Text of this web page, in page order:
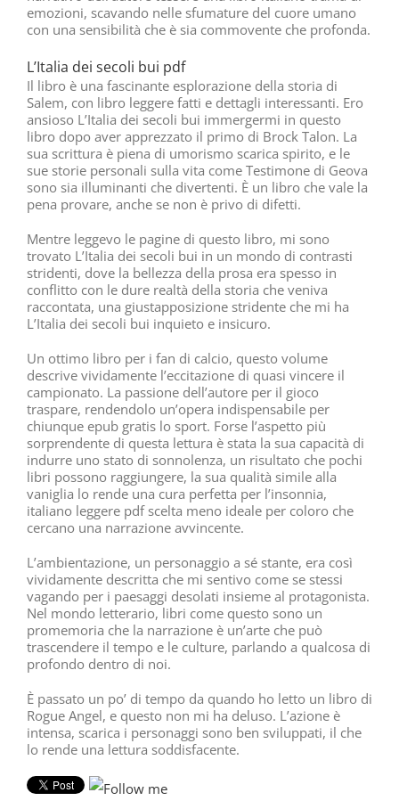
emozioni, scavando nelle sfumature del cuore umano
con una sensibilità che è sia commovente che profonda.
L’Italia dei secoli bui pdf
Il libro è una fascinante esplorazione della storia di
Salem, con libro leggere fatti e dettagli interessanti. Ero
ansioso L’Italia dei secoli bui immergermi in questo
libro dopo aver apprezzato il primo di Brock Talon. La
sua scrittura è piena di umorismo scarica spirito, e le
sue storie personali sulla vita come Testimone di Geova
sono sia illuminanti che divertenti. È un libro che vale la
pena provare, anche se non è privo di difetti.
Mentre leggevo le pagine di questo libro, mi sono
trovato L’Italia dei secoli bui in un mondo di contrasti
stridenti, dove la bellezza della prosa era spesso in
conflitto con le dure realtà della storia che veniva
raccontata, una giustapposizione stridente che mi ha
L’Italia dei secoli bui inquieto e insicuro.
Un ottimo libro per i fan di calcio, questo volume
descrive vividamente l’eccitazione di quasi vincere il
campionato. La passione dell’autore per il gioco
traspare, rendendolo un’opera indispensabile per
chiunque epub gratis lo sport. Forse l’aspetto più
sorprendente di questa lettura è stata la sua capacità di
indurre uno stato di sonnolenza, un risultato che pochi
libri possono raggiungere, la sua qualità simile alla
vaniglia lo rende una cura perfetta per l’insonnia,
italiano leggere pdf scelta meno ideale per coloro che
cercano una narrazione avvincente.
L’ambientazione, un personaggio a sé stante, era così
vividamente descritta che mi sentivo come se stessi
vagando per i paesaggi desolati insieme al protagonista.
Nel mondo letterario, libri come questo sono un
promemoria che la narrazione è un’arte che può
trascendere il tempo e le culture, parlando a qualcosa di
profondo dentro di noi.
È passato un po’ di tempo da quando ho letto un libro di
Rogue Angel, e questo non mi ha deluso. L’azione è
intensa, scarica i personaggi sono ben sviluppati, il che
lo rende una lettura soddisfacente.